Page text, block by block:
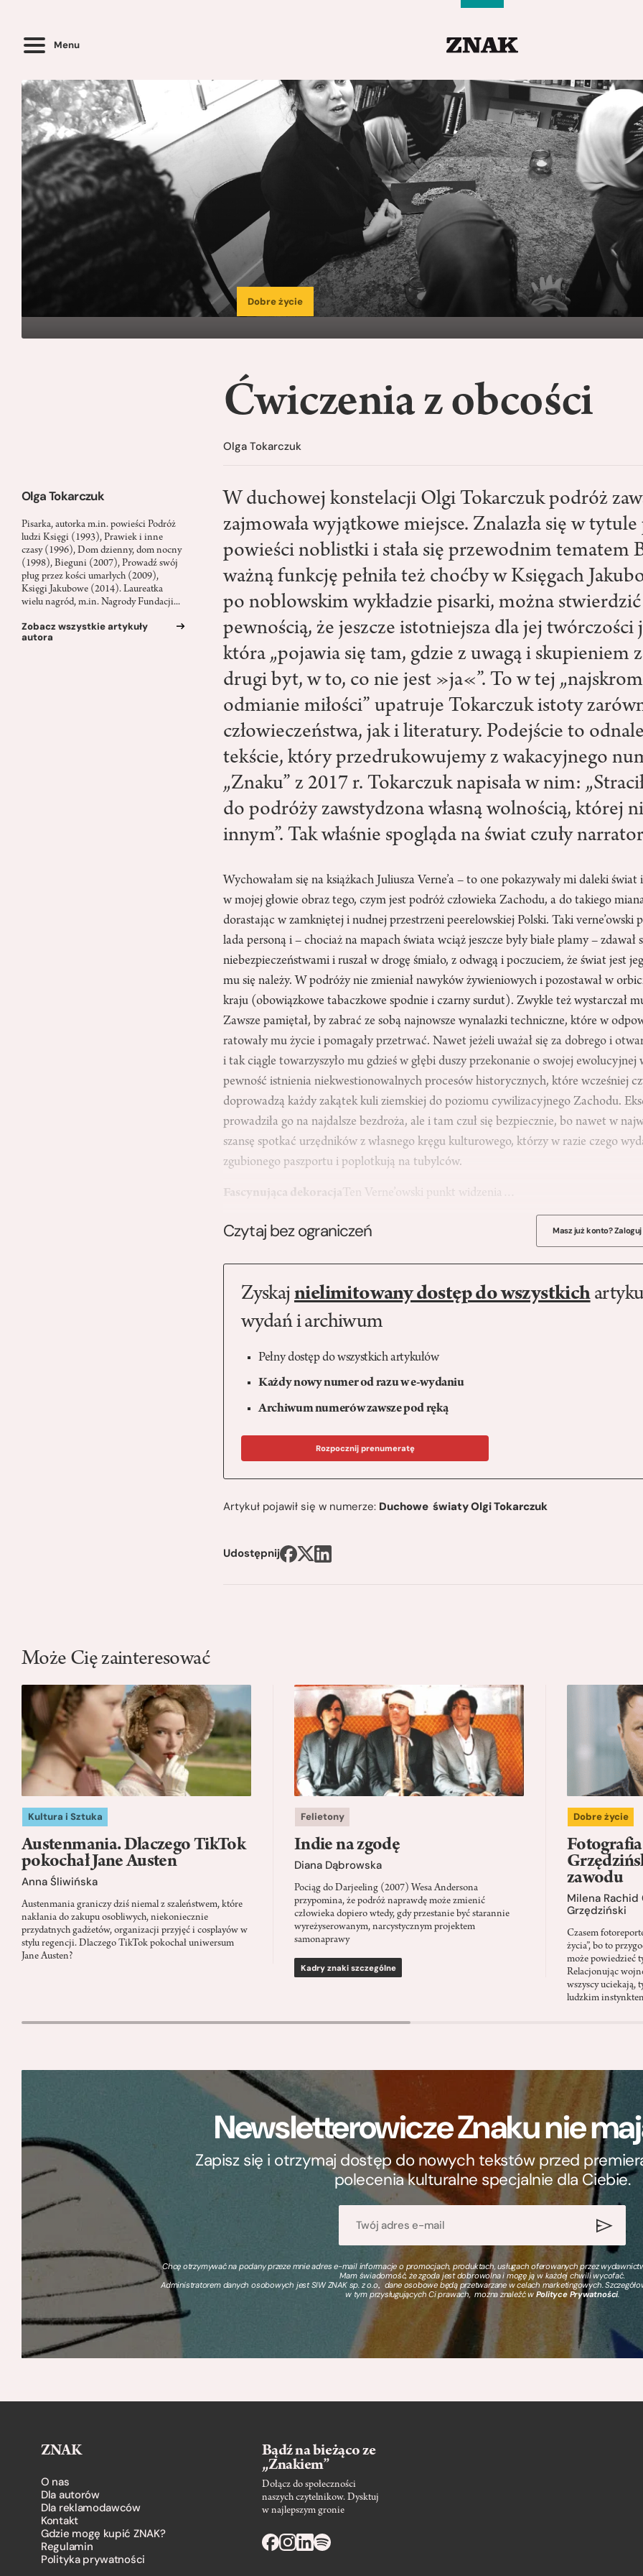
Menu
Dobre życie
Olga Tokarczuk
Pisarka, autorka m.in. powieści Podróż
ludzi Księgi (1993), Prawiek i inne
czasy (1996), Dom dzienny, dom nocny
(1998), Bieguni (2007), Prowadź swój
pług przez kości umarłych (2009),
Księgi Jakubowe (2014). Laureatka
wielu nagród, m.in. Nagrody Fundacji...
Zobacz wszystkie artykuły
autora
Ćwiczenia z obcości
Olga Tokarczuk
W duchowej konstelacji Olgi Tokarczuk podróż
zajmowała wyjątkowe miejsce. Znalazła się w
powieści noblistki i stała się przewodnim tematem
ważną funkcję pełniła też choćby w Księgach
po noblowskim wykładzie pisarki, można stwierdzić
pewnością, że jeszcze istotniejsza dla jej twórczości
która „pojawia się tam, gdzie z uwagą i skupieniem
drugi byt, w to, co nie jest »ja«”. To w tej
odmianie miłości” upatruje Tokarczuk istoty
człowieczeństwa, jak i literatury. Podejście to
tekście, który przedrukowujemy z wakacyjnego
„Znaku” z 2017 r. Tokarczuk napisała w nim:
do podróży zawstydzona własną wolnością, której
innym”. Tak właśnie spogląda na świat czuły
Wychowałam się na książkach Juliusza Verne’a – to one pokazywały mi daleki świat
w mojej głowie obraz tego, czym jest podróż człowieka Zachodu, a do takiego
dorastając w zamkniętej i nudnej przestrzeni peerelowskiej Polski. Taki verne’owski
lada personą i – chociaż na mapach świata wciąż jeszcze były białe plamy – zdawał
niebezpieczeństwami i ruszał w drogę śmiało, z odwagą i poczuciem, że świat jest
mu się należy. W podróży nie zmieniał nawyków żywieniowych i pozostawał w
kraju (obowiązkowe tabaczkowe spodnie i czarny surdut). Zwykle też wystarczał
Zawsze pamiętał, by zabrać ze sobą najnowsze wynalazki techniczne, które w
ratowały mu życie i pomagały przetrwać. Nawet jeżeli uważał się za dobrego i
i tak ciągle towarzyszyło mu gdzieś w głębi duszy przekonanie o swojej ewolucyjnej
pewność istnienia niekwestionowalnych procesów historycznych, które wcześniej
doprowadzą każdy zakątek kuli ziemskiej do poziomu cywilizacyjnego Zachodu.
prowadziła go na najdalsze bezdroża, ale i tam czuł się bezpiecznie, bo nawet w
szansę spotkać urzędników z własnego kręgu kulturowego, którzy w razie czego
zgubionego paszportu i poplotkują na tubylców.
Fascynująca dekoracja Ten Verne’owski punkt widzenia…
Czytaj bez ograniczeń Masz już konto?
Zyskaj nielimitowany dostęp do wszystkich
wydań i archiwum
Pełny dostęp do wszystkich artykułów
Każdy nowy numer od razu w e-wydaniu
Archiwum numerów zawsze pod ręką
Rozpocznij prenumeratę
Artykuł pojawił się w numerze: Duchowe światy Olgi Tokarczuk
Udostępnij
Może Cię zainteresować
Kultura i Sztuka
Austenmania. Dlaczego TikTok
pokochał Jane Austen
Anna Śliwińska
Austenmania graniczy dziś niemal z szaleństwem, które
nakłania do zakupu osobliwych, niekoniecznie
przydatnych gadżetów, organizacji przyjęć i cosplayów w
stylu regencji. Dlaczego TikTok pokochał uniwersum
Jane Austen?
Felietony
Indie na zgodę
Diana Dąbrowska
Pociąg do Darjeeling (2007) Wesa Andersona
przypomina, że podróż naprawdę może zmienić
człowieka dopiero wtedy, gdy przestanie być starannie
wyreżyserowanym, narcystycznym projektem
samonaprawy
Kadry znaki szczególne
Dobre życie
zawodu
Milena Rachid
Grzędziński
Czasem
życia”, bo to
może powiedzieć
Relacjonując
wszyscy uciekają,
ludzkim
Newsletterowicze Znaku nie
Zapisz się i otrzymaj dostęp do nowych tekstów przed
polecenia kulturalne specjalnie dla Ciebie.
Chcę otrzymywać na podany przeze mnie adres e-mail informacje o promocjach, produktach, usługach oferowanych przez
Mam świadomość, że zgoda jest dobrowolna i mogę ją w każdej chwili wycofać.
Administratorem danych osobowych jest SIW ZNAK sp. z o.o., dane osobowe będą przetwarzane w celach marketingowych.
w tym przysługujących Ci prawach, można znaleźć wPolityce Prywatności.
ZNAK
O nas
Dla autorów
Dla reklamodawców
Kontakt
Gdzie mogę kupić ZNAK?
Regulamin
Polityka prywatności
Bądź na bieżąco ze
„Znakiem”
Dołącz do społeczności
naszych czytelnikow. Dysktuj
w najlepszym gronie